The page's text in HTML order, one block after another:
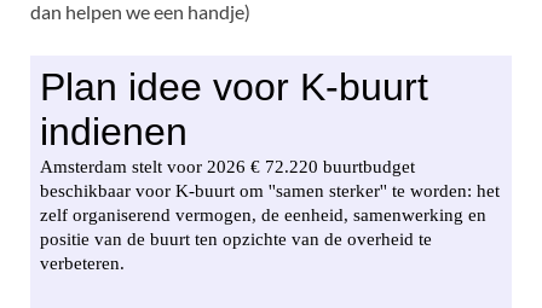
dan helpen we een handje)